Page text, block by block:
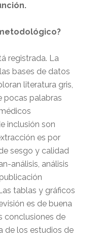
registrada. La
bases de datos
literatura gris,
pocas palabras
inclusión son
es por
sesgo y calidad
análisis, análisis
tablas y gráficos
es de buena
conclusiones de
de los estudios de